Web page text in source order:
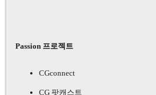
Passion 프로젝트
CGconnect
CG 팟캐스트